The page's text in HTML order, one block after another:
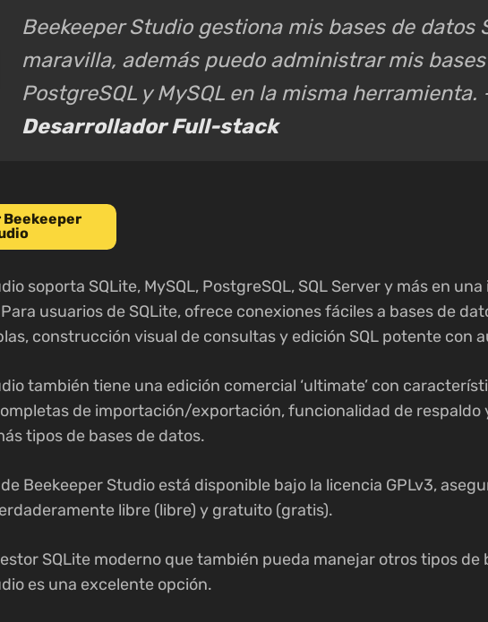
Beekeeper Studio gestiona mis bases de datos
maravilla, además puedo administrar mis
PostgreSQL y MySQL en la misma herramienta.
Desarrollador Full-stack
Beekeeper
soporta SQLite, MySQL, PostgreSQL, SQL Server y más en
usuarios de SQLite, ofrece conexiones fáciles a bases de
construcción visual de consultas y edición SQL potente con
también tiene una edición comercial ‘ultimate’ con
de importación/exportación, funcionalidad de respaldo
tipos de bases de datos.
Beekeeper Studio está disponible bajo la licencia GPLv3,
libre (libre) y gratuito (gratis).
SQLite moderno que también pueda manejar otros tipos de
es una excelente opción.